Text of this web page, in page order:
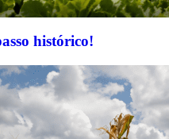
histórico!